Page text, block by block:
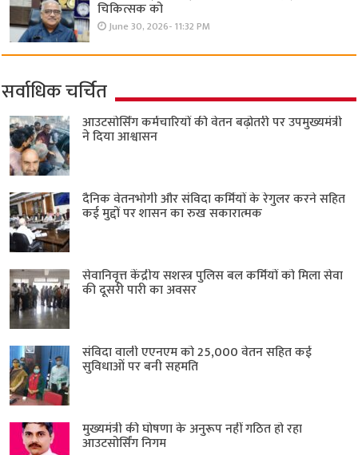
चिकित्सक को
June 30, 2026- 11:32 PM
सर्वाधिक चर्चित
आउटसोर्सिंग कर्मचारियों की वेतन बढ़ोतरी पर उपमुख्यमंत्री
ने दिया आश्वासन
दैनिक वेतनभोगी और संविदा कर्मियों के रेगुलर करने सहित
कई मुद्दों पर शासन का रुख सकारात्मक
सेवानिवृत्त केंद्रीय सशस्त्र पुलिस बल ​कर्मियों को मिला सेवा
की दूसरी पारी का अवसर
संविदा वाली एएनएम को 25,000 वेतन सहित कई
सुविधाओं पर बनी सहमति
मुख्यमंत्री की घोषणा के अनुरूप नहीं गठित हो रहा
आउटसोर्सिंग निगम